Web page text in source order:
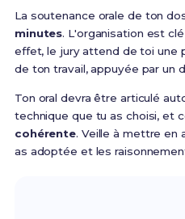
La soutenance orale de ton
minutes. L'organisation est
effet, le jury attend de toi une
de ton travail, appuyée par un
Ton oral devra être articulé
technique que tu as choisi, et
cohérente. Veille à mettre en
as adoptée et les